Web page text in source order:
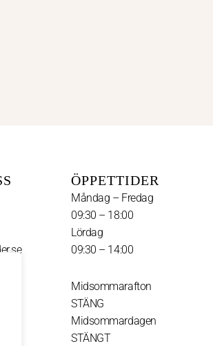
ÖPPETTIDER
Måndag – Fredag
09:30 – 18:00
Lördag
09:30 – 14:00
Midsommarafton
STÄNG
Midsommardagen
STÄNGT